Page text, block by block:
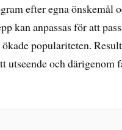
efter egna önskemål
kan anpassas för att
populariteten.
utseende och därigenom